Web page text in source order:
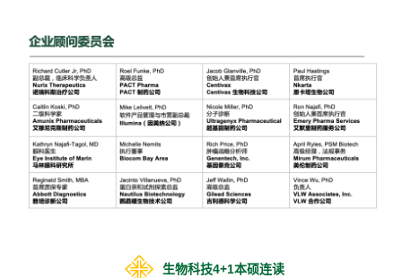
生物科技4+1本硕连读